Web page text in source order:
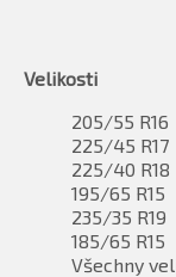
Velikosti
205/55 R16
225/45 R17
225/40 R18
195/65 R15
235/35 R19
185/65 R15
Všechny